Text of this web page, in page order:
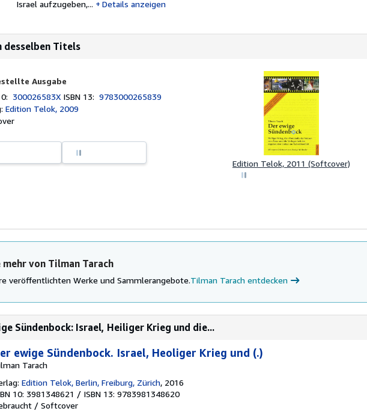
Israel aufzugeben,...
Details anzeigen
desselben Titels
Ausgabe
300026583X ISBN 13:9783000265839
Edition Telok, 2009
Edition Telok, 2011 (Softcover)
mehr von Tilman Tarach
veröffentlichten Werke und Sammlerangebote.Tilman Tarach entdecken
Sündenbock: Israel, Heiliger Krieg und die...
ewige Sündenbock. Israel, Heoliger Krieg und (.)
Tarach
Edition Telok, Berlin, Freiburg, Zürich, 2016
10: 3981348621 / ISBN 13: 9783981348620
/ Softcover